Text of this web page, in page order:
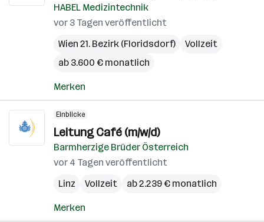
HABEL Medizintechnik
vor 3 Tagen veröffentlicht
Wien 21. Bezirk (Floridsdorf)
Vollzeit
ab 3.600 € monatlich
Merken
Einblicke
Leitung Café (m/w/d)
Barmherzige Brüder Österreich
vor 4 Tagen veröffentlicht
Linz
Vollzeit ab 2.239 € monatlich
Merken